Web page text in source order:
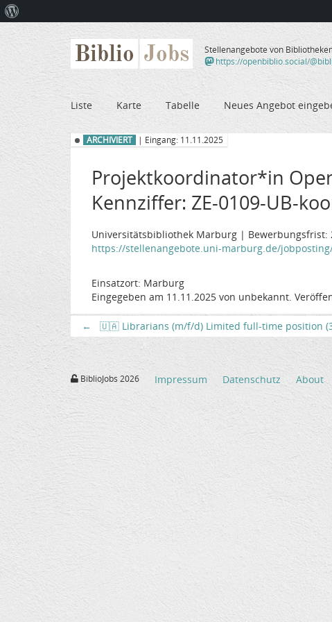
Biblio Jobs
Stellenangebote von
https://openbiblio.social/
Liste Karte Tabelle Neues Angebot
ARCHIVIERT | Eingang: 11.11.2025
Projektkoordinator*in
Kennziffer: ZE-0109-UB-
Universitätsbibliothek Marburg | Bewerbungsfrist:
https://stellenangebote.uni-marburg.de/
Einsatzort: Marburg
Eingegeben am 11.11.2025 von unbekannt.
←
🇺🇦 Librarians (m/f/d) Limited full-time position
BiblioJobs 2026 Impressum Datenschutz About
WordPress